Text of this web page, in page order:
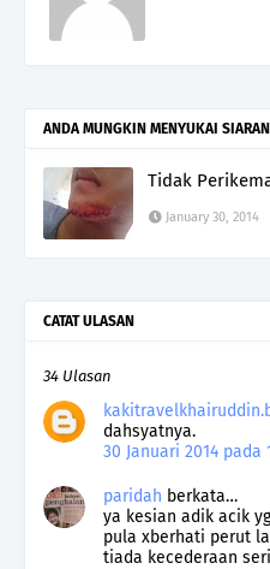
ANDA MUNGKIN MENYUKAI
Tidak
January 30, 2014
CATAT ULASAN
34 Ulasan
dahsyatnya.
30 Januari 2014 pada
paridah berkata…
ya kesian adik acik
pula xberhati perut
tiada kecederaan